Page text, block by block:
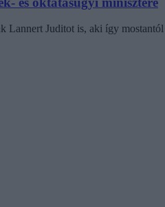
Juditot is, aki így